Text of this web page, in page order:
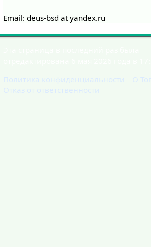
Email: deus-bsd at yandex.ru